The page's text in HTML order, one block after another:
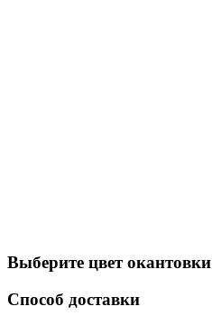
Выберите цвет окантовки
Способ доставки